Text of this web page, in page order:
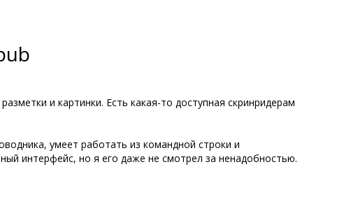
и картинки. Есть какая-то доступная скринридерам
умеет работать из командной строки и
интерфейс, но я его даже не смотрел за ненадобностью.